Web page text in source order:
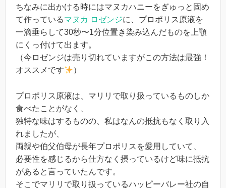
ちなみに出かける時にはマヌカハニーをぎゅっと固め
て作っているマヌカ ロゼンジに、プロポリス原液を
一滴垂らして30秒〜1分位置き染み込んだものを上顎
にくっ付けて出ます。
（今ロゼンジは売り切れていますがこの方法は最強！
オススメです
）
プロポリス原液は、マリリで取り扱っているものしか
食べたことがなく、
独特な味はするものの、私はなんの抵抗もなく取り入
れましたが、
両親や伯父伯母が長年プロポリスを愛用していて、
必要性を感じるから仕方なく摂っているけど味に抵抗
があると言っていたんです。
そこでマリリで取り扱っているハッピーバレー社の自